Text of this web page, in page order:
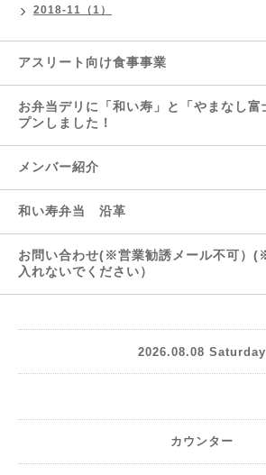
2018-11（1）
アスリート向け食事事業
お弁当デリに「和い寿」と「やまなし
プンしました！
メンバー紹介
和い寿弁当 沿革
お問い合わせ(※営業勧誘メール不可）
入れないでください）
2026.08.08 Saturday
カウンター